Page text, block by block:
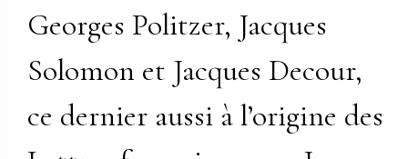
Georges Politzer, Jacques
Solomon et Jacques Decour,
ce dernier aussi à l’origine des